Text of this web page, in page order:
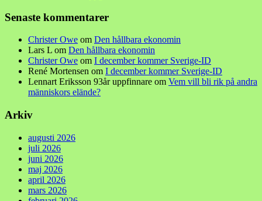
Senaste kommentarer
Christer Owe om Den hållbara ekonomin
Lars L om Den hållbara ekonomin
Christer Owe om I december kommer Sverige-ID
René Mortensen om I december kommer Sverige-ID
Lennart Eriksson 93år uppfinnare om Vem vill bli rik på andra
människors elände?
Arkiv
augusti 2026
juli 2026
juni 2026
maj 2026
april 2026
mars 2026